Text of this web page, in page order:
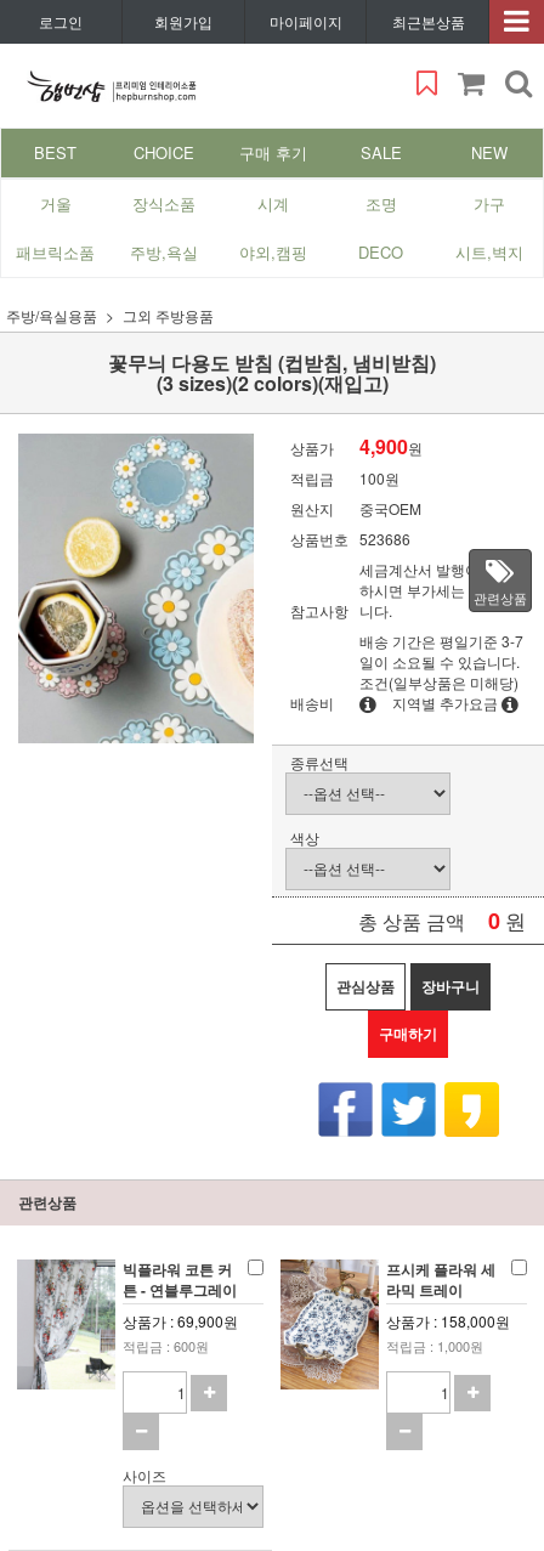
로그인 회원가입 마이페이지 최근본상품
BEST CHOICE 구매 후기 SALE NEW
거울 장식소품 시계 조명 가구
패브릭소품 주방,욕실 야외,캠핑 DECO 시트,벽지
주방/욕실용품 그외 주방용품
꽃무늬 다용도 받침 (컵받침, 냄비받침)
(3 sizes)(2 colors)(재입고)
상품가 4,900원
적립금
100원
원산지
중국OEM
상품번호 523686
참고사항
세금계산서 발행이 필요
하시면 부가세는 별도입
니다.
배송비
배송 기간은 평일기준 3-7
일이 소요될 수 있습니다.
조건(일부상품은 미해당)
지역별 추가요금
관련상품
종류선택
색상
총 상품 금액 0 원
관심상품 장바구니
구매하기
관련상품
빅플라워 코튼 커
튼 - 연블루그레이
상품가 : 69,900원
적립금 : 600원
사이즈
프시케 플라워 세
라믹 트레이
상품가 : 158,000원
적립금 : 1,000원